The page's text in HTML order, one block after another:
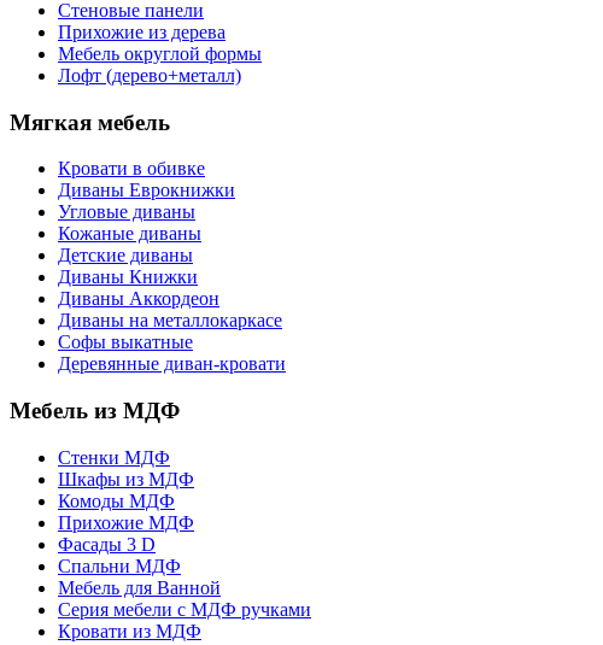
Стеновые панели
Прихожие из дерева
Мебель округлой формы
Лофт (дерево+металл)
Мягкая мебель
Кровати в обивке
Диваны Еврокнижки
Угловые диваны
Кожаные диваны
Детские диваны
Диваны Книжки
Диваны Аккордеон
Диваны на металлокаркасе
Софы выкатные
Деревянные диван-кровати
Мебель из МДФ
Стенки МДФ
Шкафы из МДФ
Комоды МДФ
Прихожие МДФ
Фасады 3 D
Спальни МДФ
Мебель для Ванной
Серия мебели с МДФ ручками
Кровати из МДФ